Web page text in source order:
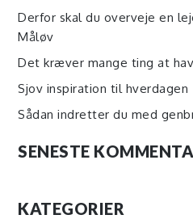
Derfor skal du overveje en
Måløv
Det kræver mange ting at
Sjov inspiration til hverdagen
Sådan indretter du med
SENESTE
KATEGORIER